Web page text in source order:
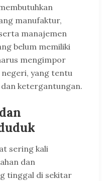
manufaktur,
manajemen
belum memiliki
mengimpor
yang tentu
dan ketergantungan.
sering kali
dan
tinggal di sekitar